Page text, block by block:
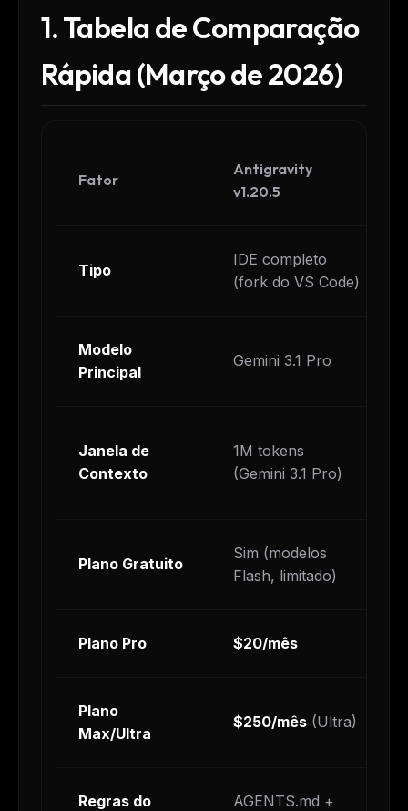
1. Tabela de Comparação
Rápida (Março de 2026)
Fator
Antigravity
v1.20.5
Tipo
IDE completo
(fork do VS Code)
Modelo
Principal
Gemini 3.1 Pro
Janela de
Contexto
1M tokens
(Gemini 3.1 Pro)
Plano Gratuito
Sim (modelos
Flash, limitado)
Plano Pro $20/mês
Plano
Max/Ultra
$250/mês (Ultra)
Regras do
AGENTS.md +